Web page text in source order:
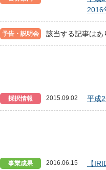
2016
予告・説明会 該当する記事はあ
採択情報 2015.09.02 平成
事業成果 2016.06.15
【